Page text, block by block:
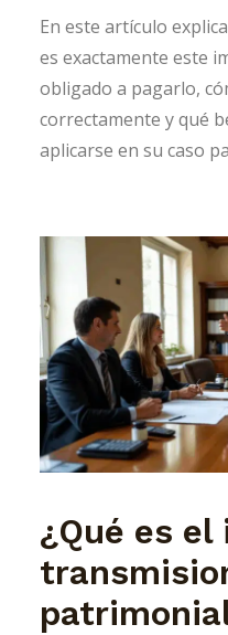
En este artículo
es exactamente este
obligado a pagarlo,
correctamente y qué
aplicarse en su caso
¿Qué es